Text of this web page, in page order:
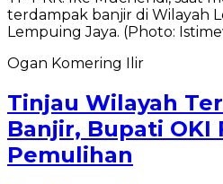
Ogan Komering Ilir
Tinjau Wilayah
Banjir, Bupati OKI
Pemulihan